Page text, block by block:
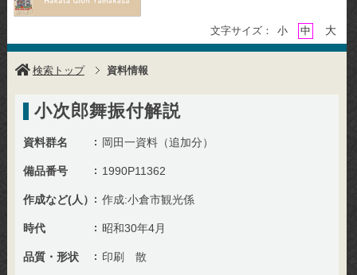
文字サイズ： 小 中 大
検索トップ 資料情報
小次郎舞振付解説
資料群名 岡田一資料（追加分）
備品番号 1990P11362
作成など(人） 作成:小倉市観光係
時代 昭和30年4月
品質・形状 印刷 散